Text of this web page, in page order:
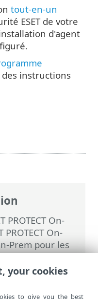
PROTECT On-
PROTECT On-
Prem pour les
gérés>
pour MSP>
tout-en-un
ESET de votre
d'agent
instructions
your cookies
to give you the best